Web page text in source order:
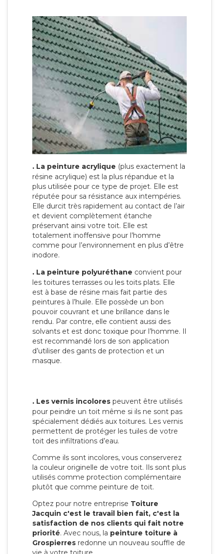
. La peinture acrylique (plus exactement la
résine acrylique) est la plus répandue et la
plus utilisée pour ce type de projet. Elle est
réputée pour sa résistance aux intempéries.
Elle durcit très rapidement au contact de l’air
et devient complètement étanche
préservant ainsi votre toit. Elle est
totalement inoffensive pour l’homme
comme pour l’environnement en plus d’être
inodore.
. La peinture polyuréthane convient pour
les toitures terrasses ou les toits plats. Elle
est à base de résine mais fait partie des
peintures à l’huile. Elle possède un bon
pouvoir couvrant et une brillance dans le
rendu. Par contre, elle contient aussi des
solvants et est donc toxique pour l’homme. Il
est recommandé lors de son application
d’utiliser des gants de protection et un
masque.
. Les vernis incolores peuvent être utilisés
pour peindre un toit même si ils ne sont pas
spécialement dédiés aux toitures. Les vernis
permettent de protéger les tuiles de votre
toit des infiltrations d’eau.
Comme ils sont incolores, vous conserverez
la couleur originelle de votre toit. Ils sont plus
utilisés comme protection complémentaire
plutôt que comme peinture de toit.
Optez pour notre entreprise Toiture
Jacquin c'est le travail bien fait, c'est la
satisfaction de nos clients qui fait notre
priorité. Avec nous, la peinture toiture à
Grospierres redonne un nouveau souffle de